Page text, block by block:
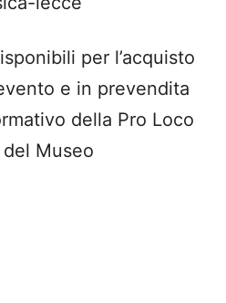
per l’acquisto
e in prevendita
della Pro Loco
Museo